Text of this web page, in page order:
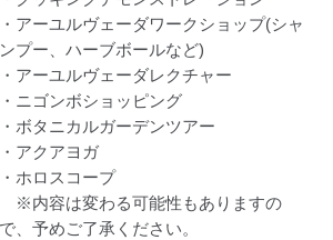
・アーユルヴェーダワークショップ(シャ
ンプー、ハーブボールなど)
・アーユルヴェーダレクチャー
・ニゴンボショッピング
・ボタニカルガーデンツアー
・アクアヨガ
・ホロスコープ
※内容は変わる可能性もありますの
で、予めご了承ください。